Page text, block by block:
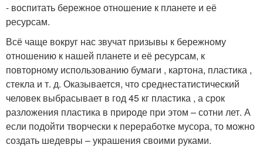
- воспитать бережное отношение к планете и её
ресурсам.
Всё чаще вокруг нас звучат призывы к бережному
отношению к нашей планете и её ресурсам, к
повторному использованию бумаги , картона, пластика ,
стекла и т. д. Оказывается, что среднестатистический
человек выбрасывает в год 45 кг пластика , а срок
разложения пластика в природе при этом – сотни лет. А
если подойти творчески к переработке мусора, то можно
создать шедевры – украшения своими руками.